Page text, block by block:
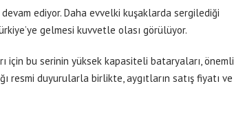
ediyor. Daha evvelki kuşaklarda sergilediği
gelmesi kuvvetle olası görülüyor.
için bu serinin yüksek kapasiteli bataryaları, önemli
resmi duyurularla birlikte, aygıtların satış fiyatı ve